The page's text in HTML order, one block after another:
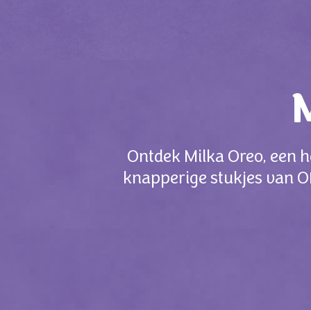
Ontdek Milka Oreo, een
knapperige stukjes van